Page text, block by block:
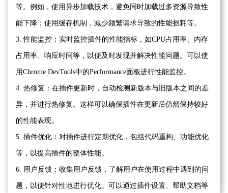
等。例如，使用异步加载技术，避免同时加载过多资源导致性
能下降；使用缓存机制，减少频繁请求导致的性能损耗等。
3. 性能监控：实时监控插件的性能指标，如CPU占用率、内存
占用率、响应时间等，以便及时发现并解决性能问题。可以使
用Chrome DevTools中的Performance面板进行性能监控。
4. 热修复：在插件更新时，自动检测新版本与旧版本之间的差
异，并进行热修复。这样可以确保插件在更新后仍然保持较好
的性能表现。
5. 插件优化：对插件进行定期优化，包括代码重构、功能优化
等，以提高插件的整体性能。
6. 用户反馈：收集用户反馈，了解用户在使用过程中遇到的问
题，以便针对性地进行优化。可以通过插件设置、帮助文档等